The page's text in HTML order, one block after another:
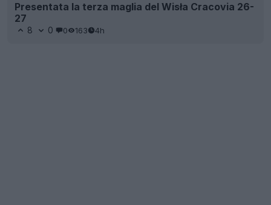
Presentata la terza maglia del Wisła Cracovia 26-
27
8 0 0 163 4h